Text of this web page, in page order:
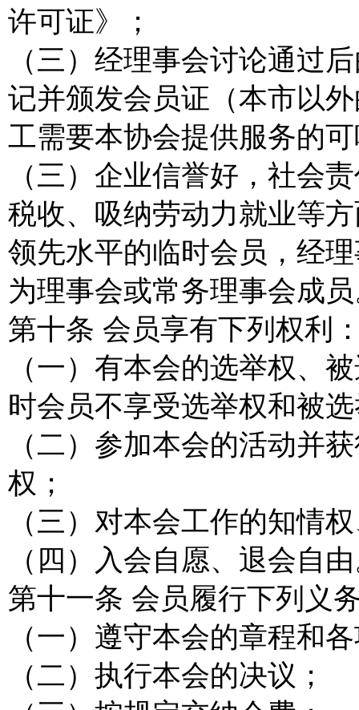
许可证》；
（三）经理事会讨论通过
记并颁发会员证（本市以
工需要本协会提供服务的
（三）企业信誉好，社会
税收、吸纳劳动力就业等
领先水平的临时会员，经
为理事会或常务理事会成
第十条 会员享有下列权利
（一）有本会的选举权、
时会员不享受选举权和被
（二）参加本会的活动并
权；
（三）对本会工作的知情
（四）入会自愿、退会自
第十一条 会员履行下列义
（一）遵守本会的章程和
（二）执行本会的决议；